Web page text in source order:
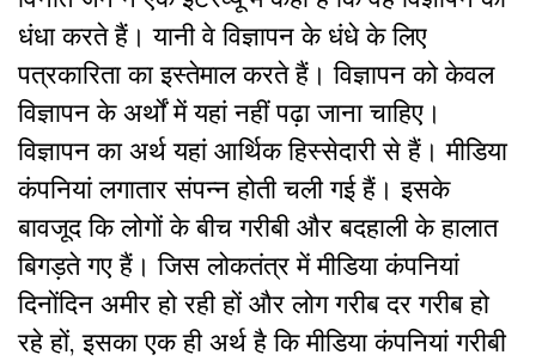
धंधा करते हैं। यानी वे विज्ञापन के धंधे के लिए
पत्रकारिता का इस्तेमाल करते हैं। विज्ञापन को केवल
विज्ञापन के अर्थों में यहां नहीं पढ़ा जाना चाहिए।
विज्ञापन का अर्थ यहां आर्थिक हिस्सेदारी से हैं। मीडिया
कंपनियां लगातार संपन्न होती चली गई हैं। इसके
बावजूद कि लोगों के बीच गरीबी और बदहाली के हालात
बिगड़ते गए हैं। जिस लोकतंत्र में मीडिया कंपनियां
दिनोंदिन अमीर हो रही हों और लोग गरीब दर गरीब हो
रहे हों, इसका एक ही अर्थ है कि मीडिया कंपनियां गरीबी